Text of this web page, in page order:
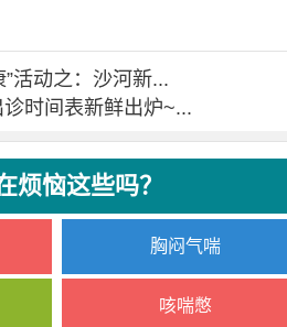
”活动之：沙河新...
时间表新鲜出炉~...
烦恼这些吗？
胸闷气喘
咳喘憋